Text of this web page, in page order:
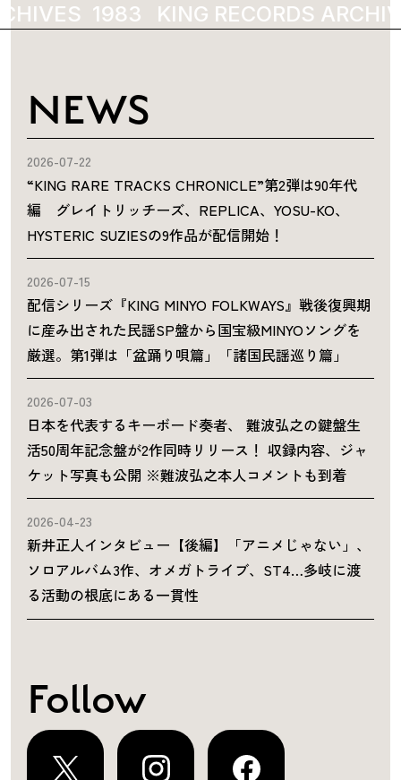
1983 KING RECORDS
NEWS
2026-07-22
“KING RARE TRACKS CHRONICLE”第2弾は90年代
編 グレイトリッチーズ、REPLICA、YOSU-KO、
HYSTERIC SUZIESの9作品が配信開始！
2026-07-15
配信シリーズ『KING MINYO FOLKWAYS』戦後復興期
に産み出された民謡SP盤から国宝級MINYOソングを
厳選。第1弾は「盆踊り唄篇」「諸国民謡巡り篇」
2026-07-03
日本を代表するキーボード奏者、 難波弘之の鍵盤生
活50周年記念盤が2作同時リリース！ 収録内容、ジャ
ケット写真も公開 ※難波弘之本人コメントも到着
2026-04-23
新井正人インタビュー【後編】「アニメじゃない」、
ソロアルバム3作、オメガトライブ、ST4…多岐に渡
る活動の根底にある一貫性
Follow